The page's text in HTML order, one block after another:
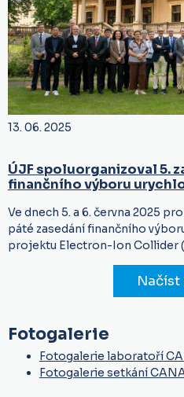
13. 06. 2025
ÚJF spoluorganizoval 5.
finančního výboru
Ve dnech 5. a 6. června 2025
páté zasedání finančního
projektu Electron-Ion Collider
Načíst
Fotogalerie
Fotogalerie laboratoří
Fotogalerie setkání